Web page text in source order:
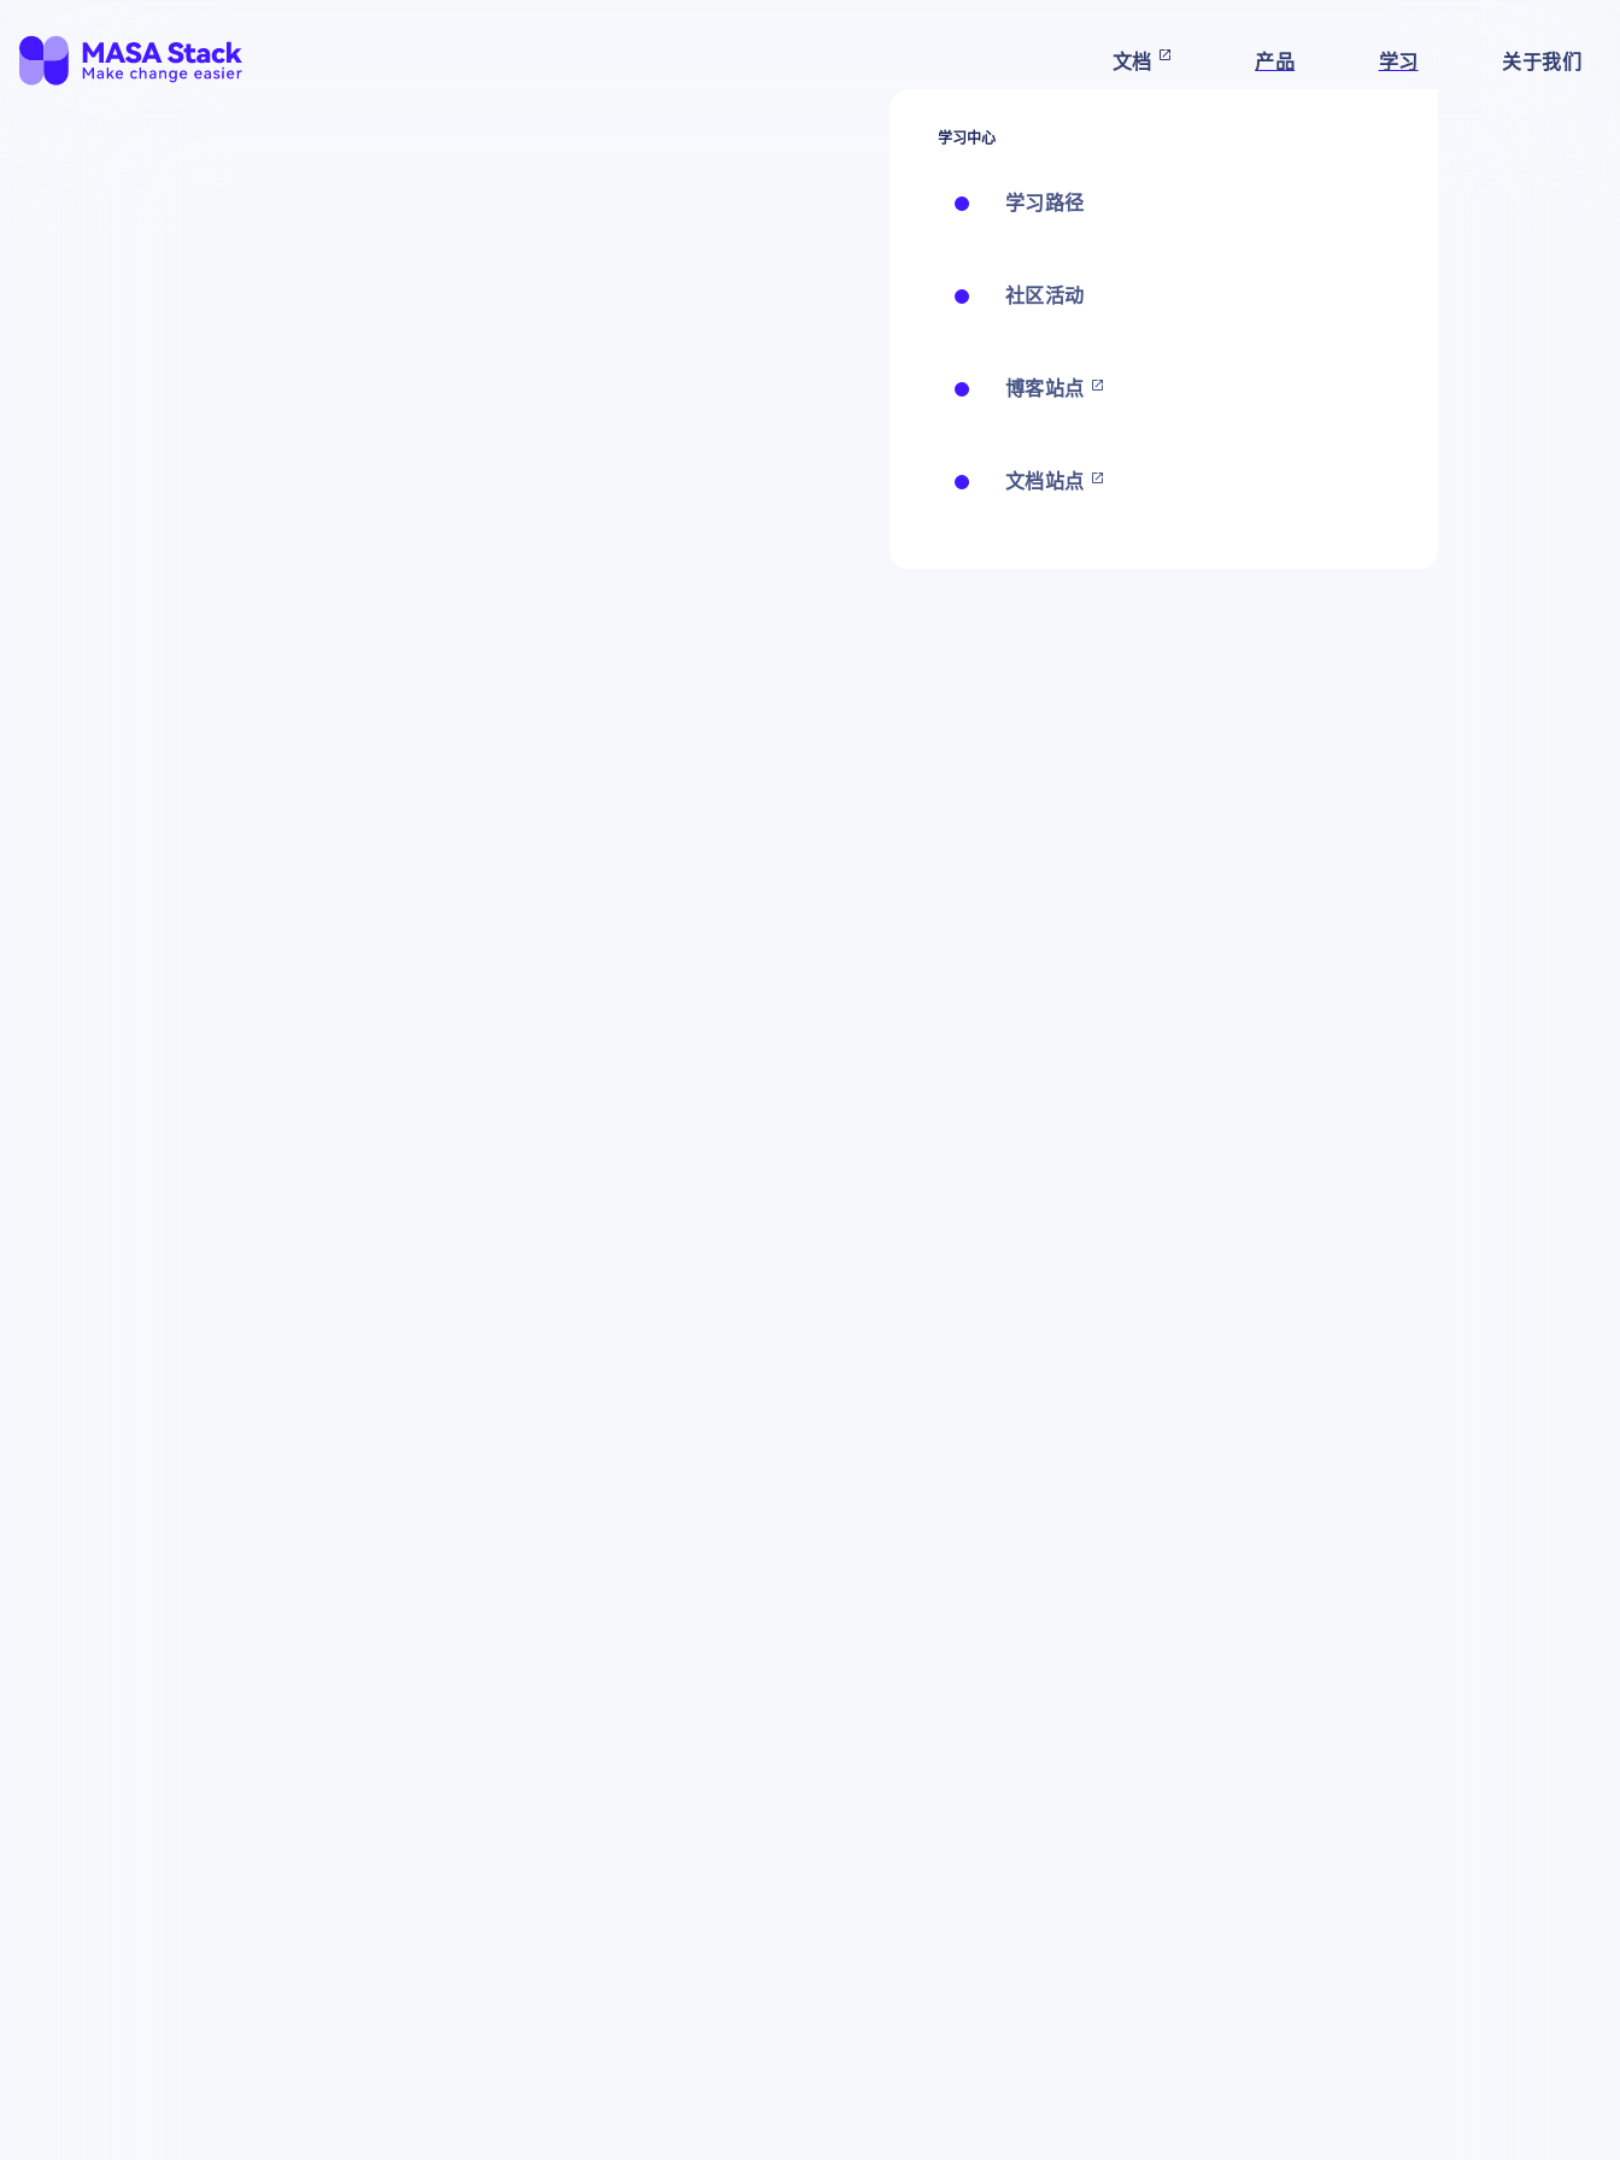
文档 产品 学习
学习中心
学习路径
社区活动
博客站点
文档站点
关于我们